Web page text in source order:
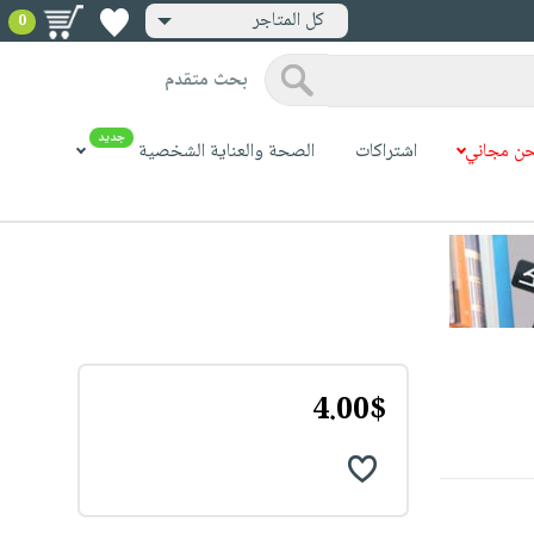
كل المتاجر 0
بحث متقدم
مجاني اشتراكات الصحة والعناية الشخصية جديد
4.00$